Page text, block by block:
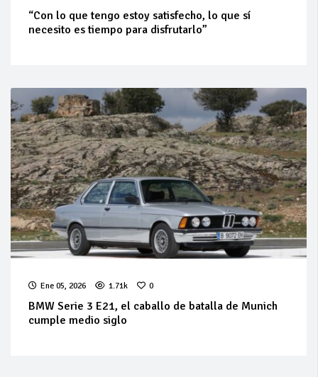
“Con lo que tengo estoy satisfecho, lo que sí
necesito es tiempo para disfrutarlo”
Ene 05, 2026 1.71k 0
BMW Serie 3 E21, el caballo de batalla de Munich
cumple medio siglo